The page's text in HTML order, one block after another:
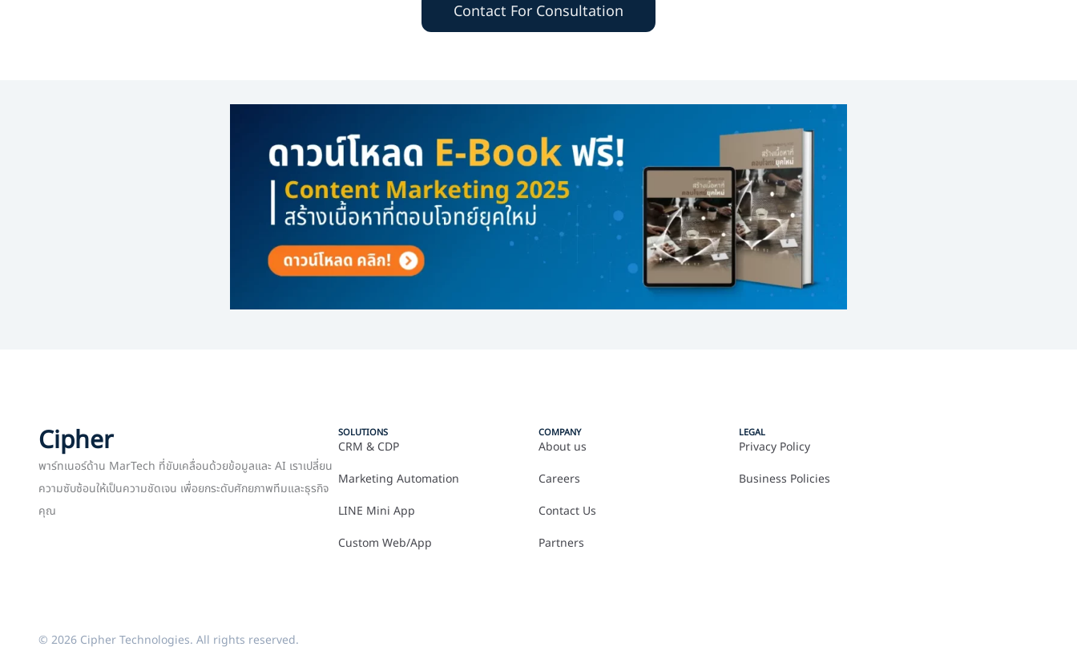
Contact For Consultation
Cipher
พาร์ทเนอร์ด้าน MarTech ที่ขับเคลื่อนด้วยข้อมูลและ AI เราเปลี่ยน
ความซับซ้อนให้เป็นความชัดเจน เพื่อยกระดับศักยภาพทีมและธุรกิจ
คุณ
SOLUTIONS
CRM & CDP
Marketing Automation
LINE Mini App
Custom Web/App
COMPANY
About us
Careers
Contact Us
Partners
LEGAL
Privacy Policy
Business Policies
© 2026 Cipher Technologies. All rights reserved.